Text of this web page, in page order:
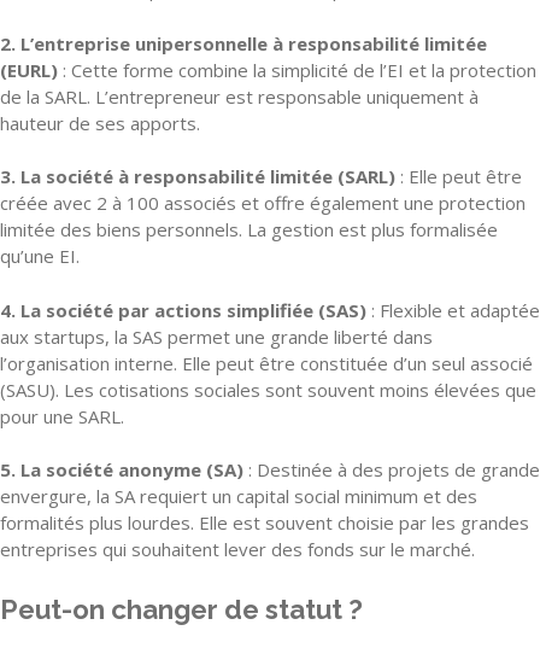
2. L’entreprise unipersonnelle à responsabilité limitée
(EURL) : Cette forme combine la simplicité de l’EI et la protection
de la SARL. L’entrepreneur est responsable uniquement à
hauteur de ses apports.
3. La société à responsabilité limitée (SARL) : Elle peut être
créée avec 2 à 100 associés et offre également une protection
limitée des biens personnels. La gestion est plus formalisée
qu’une EI.
4. La société par actions simplifiée (SAS) : Flexible et adaptée
aux startups, la SAS permet une grande liberté dans
l’organisation interne. Elle peut être constituée d’un seul associé
(SASU). Les cotisations sociales sont souvent moins élevées que
pour une SARL.
5. La société anonyme (SA) : Destinée à des projets de grande
envergure, la SA requiert un capital social minimum et des
formalités plus lourdes. Elle est souvent choisie par les grandes
entreprises qui souhaitent lever des fonds sur le marché.
Peut-on changer de statut ?